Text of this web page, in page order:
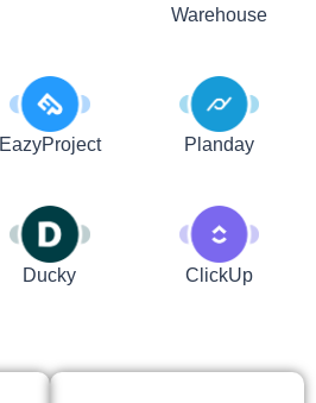
Warehouse
EazyProject Planday
Ducky ClickUp